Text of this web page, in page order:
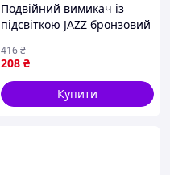
Подвійний вимикач із
підсвіткою JAZZ бронзовий
встановлення з гнитовими
клемами 10 А
208 ₴
416₴
Купити